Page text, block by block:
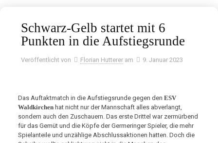
Schwarz-Gelb startet mit 6
Punkten in die Aufstiegsrunde
Veröffentlicht von Florian Hutterer am 9. Januar 2023
Das Auftaktmatch in die Aufstiegsrunde gegen den ESV
Waldkirchenhat nicht nur der Mannschaft alles abverlangt,
sondern auch den Zuschauern. Das erste Drittel war zermürbend
für das Gemüt und die Köpfe der Germeringer Spieler, die mehr
Spielanteile und unzählige Abschlussaktionen hatten. Doch die